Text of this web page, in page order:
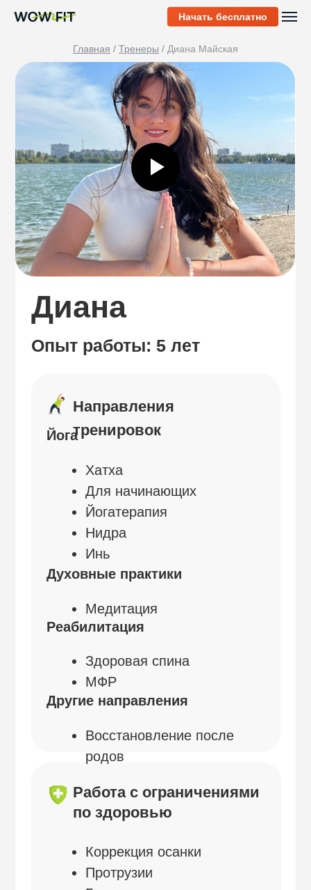
Начать бесплатно
Диана
Опыт работы: 5 лет
Коррекция осанки
Протрузии
Гиперкифоз
Варикоз
Гипертония
по здоровью
Йога
Для начинающих
Инь
Духовные практики
Медитация
Здоровая спина
МФР
тренировок
Другие направления
родов
О себе